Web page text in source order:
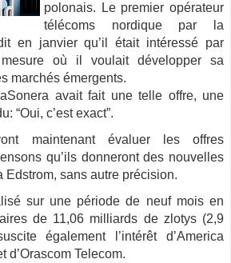
polonais. Le premier opérateur
télécoms nordique par la
en janvier qu’il était intéressé par
où il voulait développer sa
marchés émergents.
avait fait une telle offre, une
“Oui, c’est exact”.
maintenant évaluer les offres
qu’ils donneront des nouvelles
Edstrom, sans autre précision.
sur une période de neuf mois en
de 11,06 milliards de zlotys (2,9
également l’intérêt d’America
d’Orascom Telecom.